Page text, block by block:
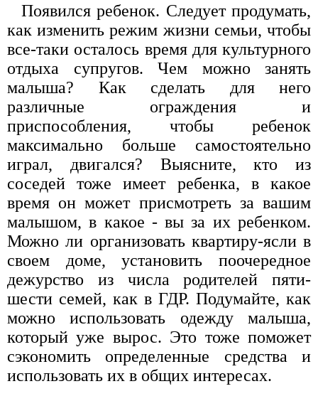
Появился ребенок. Следует продумать,
как изменить режим жизни семьи, чтобы
все-таки осталось время для культурного
отдыха супругов. Чем можно занять
малыша? Как сделать для него
различные ограждения и
приспособления, чтобы ребенок
максимально больше самостоятельно
играл, двигался? Выясните, кто из
соседей тоже имеет ребенка, в какое
время он может присмотреть за вашим
малышом, в какое - вы за их ребенком.
Можно ли организовать квартиру-ясли в
своем доме, установить поочередное
дежурство из числа родителей пяти-
шести семей, как в ГДР. Подумайте, как
можно использовать одежду малыша,
который уже вырос. Это тоже поможет
сэкономить определенные средства и
использовать их в общих интересах.